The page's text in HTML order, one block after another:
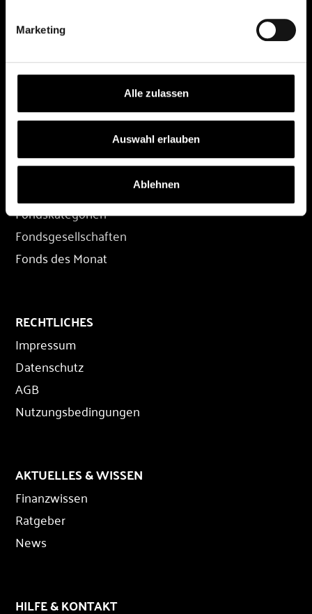
Marketing
Alle zulassen
Auswahl erlauben
Ablehnen
Depot eröffnen
Depot übertragen
Konditionen
FONDS
Fondskategorien
Fondsgesellschaften
Fonds des Monat
RECHTLICHES
Impressum
Datenschutz
AGB
Nutzungsbedingungen
AKTUELLES & WISSEN
Finanzwissen
Ratgeber
News
HILFE & KONTAKT